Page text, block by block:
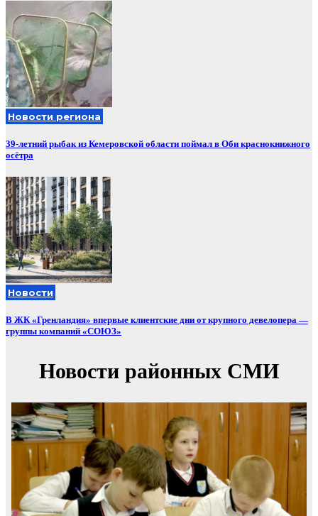
Новости региона
39-летний рыбак из Кемеровской области поймал в Оби краснокнижного
осётра
Новости
В ЖК «Гренландия» впервые клиентские дни от крупного девелопера —
группы компаний «СОЮЗ»